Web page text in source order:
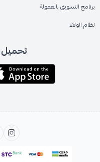
برنامج التسويق بالعمولة
نظام الولاء
تحميل